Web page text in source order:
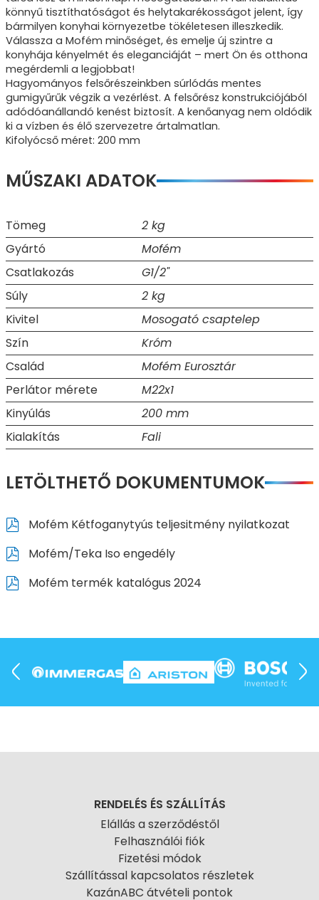
könnyű tisztíthatóságot és helytakarékosságot jelent, így
bármilyen konyhai környezetbe tökéletesen illeszkedik.
Válassza a Mofém minőséget, és emelje új szintre a
konyhája kényelmét és eleganciáját – mert Ön és otthona
megérdemli a legjobbat!
Hagyományos felsőrészeinkben súrlódás mentes
gumigyűrűk végzik a vezérlést. A felsőrész konstrukciójából
adódóanállandó kenést biztosít. A kenőanyag nem oldódik
ki a vízben és élő szervezetre ártalmatlan.
Kifolyócső méret: 200 mm
MŰSZAKI ADATOK
Tömeg
2 kg
Gyártó
Mofém
Csatlakozás
G1/2"
Súly
2 kg
Kivitel
Mosogató csaptelep
Szín
Króm
Család
Mofém Eurosztár
Perlátor mérete
M22x1
Kinyúlás
200 mm
Kialakítás
Fali
LETÖLTHETŐ DOKUMENTUMOK
Mofém Kétfoganytyús teljesitmény nyilatkozat
Mofém/Teka Iso engedély
Mofém termék katalógus 2024
RENDELÉS ÉS SZÁLLÍTÁS
Elállás a szerződéstől
Felhasználói fiók
Fizetési módok
Szállítással kapcsolatos részletek
KazánABC átvételi pontok